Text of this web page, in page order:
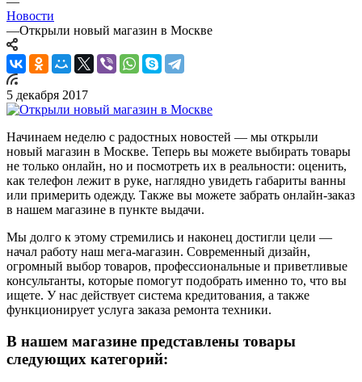
Новости
—Открыли новый магазин в Москве
5 декабря 2017
Начинаем неделю с радостных новостей — мы открыли
новый магазин в Москве. Теперь вы можете выбирать товары
не только онлайн, но и посмотреть их в реальности: оценить,
как телефон лежит в руке, наглядно увидеть габариты ванны
или примерить одежду. Также вы можете забрать онлайн-заказ
в нашем магазине в пункте выдачи.
Мы долго к этому стремились и наконец достигли цели —
начал работу наш мега-магазин. Современный дизайн,
огромный выбор товаров, профессиональные и приветливые
консультанты, которые помогут подобрать именно то, что вы
ищете. У нас действует система кредитования, а также
функционирует услуга заказа ремонта техники.
В нашем магазине представлены товары
следующих категорий: